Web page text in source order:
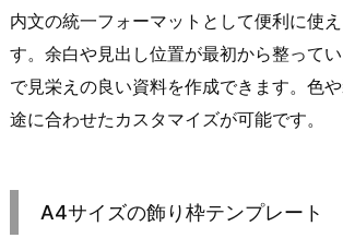
内文の統一フォーマットとして便利に使
す。余白や見出し位置が最初から整って
で見栄えの良い資料を作成できます。色
途に合わせたカスタマイズが可能です。
A4サイズの飾り枠テンプレート